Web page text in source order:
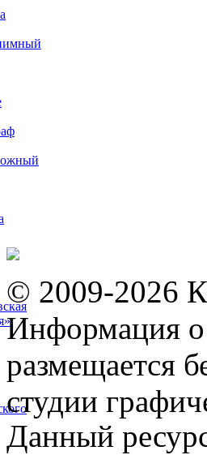
© 2009-2026
Информация о
размещается
студии
Данный